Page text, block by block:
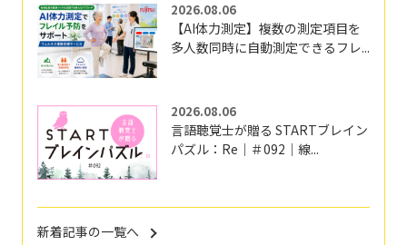
2026.08.06
【AI体力測定】複数の測定項目を
多人数同時に自動測定できるフレ...
2026.08.06
言語聴覚士が贈る STARTブレイン
パズル：Re｜＃092｜線...
新着記事の一覧へ